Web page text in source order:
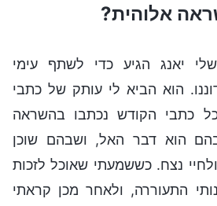
אלוהית?
שלי יאנג הגיע כדי לשתף עימי
הוא הביא לי עותק של כתבי
כתבי הקודש נכתבו בהשראה
הוא דבר האל, ושבהם שוכן
נצח. כששמעתי שאוכל לזכות
התעוררה, ולאחר מכן קראתי